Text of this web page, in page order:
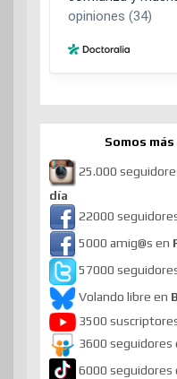
Somos
25.000
día
22000
5000 amig@s en
57000
Volando libre en
3500
3600 seguidores
6000 seguidores